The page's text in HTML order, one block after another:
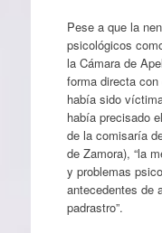
Pese a que la
psicológicos
la Cámara de
forma directa
había sido
había precisado
de la comisaría
de Zamora), “la
y problemas
antecedentes de
padrastro”.